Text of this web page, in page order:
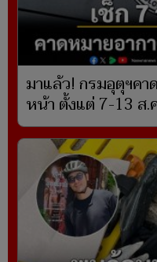
มาแล้ว! กรมอุตุฯคา
หน้า ตั้งแต่ 7-13 ส.